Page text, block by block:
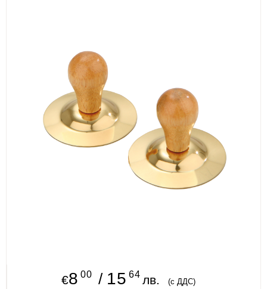
МЕБЕЛИ И ОБОРУДВАНЕ
КАНЦЕЛАРСКИ МАТЕРИАЛИ
КНИГИ И УЧЕБНИЦИ
БДП
НОВИ
€8 00 / 15 64 лв. (с ДДС)